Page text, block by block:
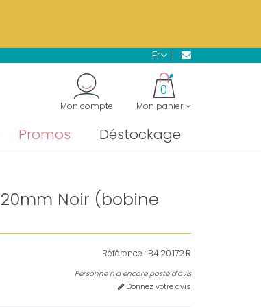
fr
Mon panier
0
Mon compte
Promos Déstockage
Noir (bobine
Référence : B4.20.172.R
Personne n'a encore posté d'avis
Donnez votre avis